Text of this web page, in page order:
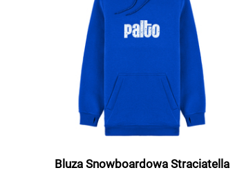
Bluza Snowboardowa Straciatella